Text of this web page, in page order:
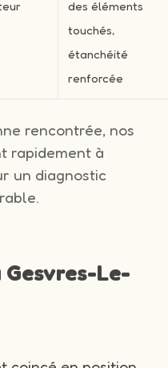
des éléments
touchés,
étanchéité
renforcée
rencontrée, nos
rapidement à
un diagnostic
Le-